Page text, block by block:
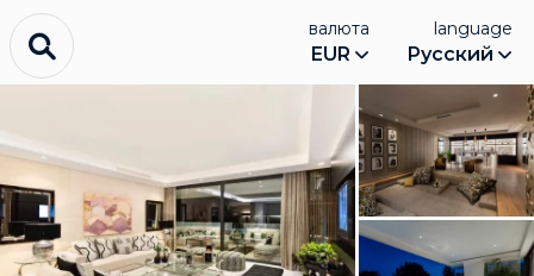
валюта
EUR
language
Русский